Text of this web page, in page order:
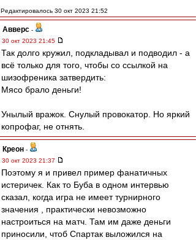
Редактировалось 30 окт 2023 21:52
Авверс -
30 окт 2023 21:45
Так долго кружил, подкладывал и подводил - а
всё только для того, чтобы со ссылкой на
шизофреника затвердить:
Мясо брало деньги!
Унылый вражок. Снулый провокатор. Но яркий
копрофаг, не отнять.
Креон -
30 окт 2023 21:37
Поэтому я и привел пример фанатичных
истеричек. Как то Буба в одном интервью
сказал, когда игра не имеет турнирного
значения , практически невозможно
настроиться на матч. Там им даже деньги
приносили, чтоб Спартак выложился на